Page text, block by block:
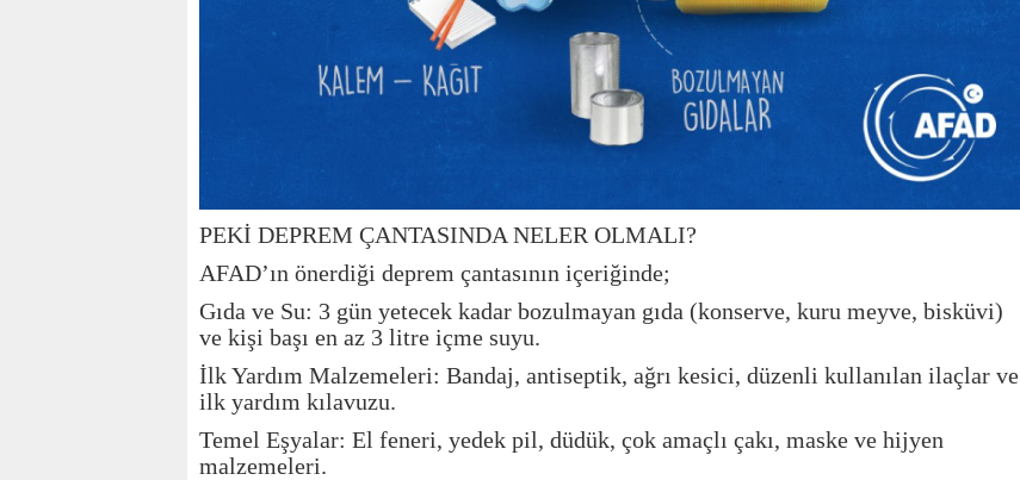
PEKİ DEPREM ÇANTASINDA NELER OLMALI?
AFAD’ın önerdiği deprem çantasının içeriğinde;
Gıda ve Su: 3 gün yetecek kadar bozulmayan gıda (konserve, kuru meyve, bisküvi)
ve kişi başı en az 3 litre içme suyu.
İlk Yardım Malzemeleri: Bandaj, antiseptik, ağrı kesici, düzenli kullanılan ilaçlar ve
ilk yardım kılavuzu.
Temel Eşyalar: El feneri, yedek pil, düdük, çok amaçlı çakı, maske ve hijyen
malzemeleri.